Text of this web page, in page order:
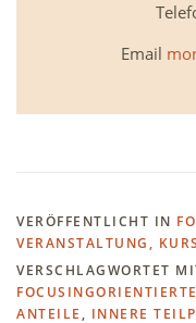
Email
VERÖFFENTLICHT IN
VERANSTALTUNG,
VERSCHLAGWORTET
ANTEILE, INNERE